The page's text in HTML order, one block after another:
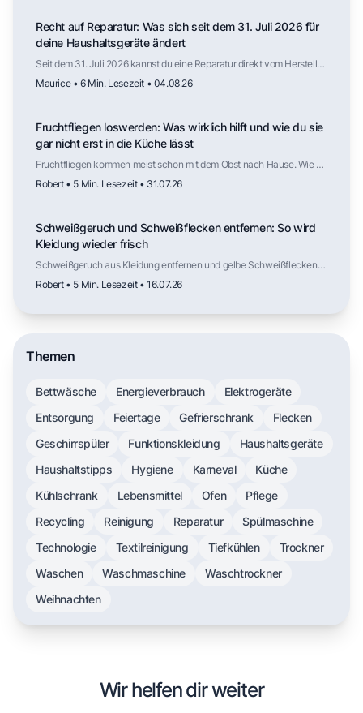
Recht auf Reparatur: Was sich seit dem 31. Juli 2026 für
deine Haushaltsgeräte ändert
Seit dem 31. Juli 2026 kannst du eine Reparatur direkt vom Hersteller
Haushaltsgeräte das gilt, wie lange Ersatzteile verfügbar sein
Maurice • 6 Min. Lesezeit • 04.08.26
Fruchtfliegen loswerden: Was wirklich hilft und wie du sie
gar nicht erst in die Küche lässt
Fruchtfliegen kommen meist schon mit dem Obst nach Hause. Wie du
warum Kälte die Vermehrung ausbremst und an welchen Stellen in
Robert • 5 Min. Lesezeit • 31.07.26
Schweißgeruch und Schweißflecken entfernen: So wird
Kleidung wieder frisch
Schweißgeruch aus Kleidung entfernen und gelbe Schweißflecken
dem richtigen Waschprogramm dauerhaft frische Kleidung erreichen.
Robert • 5 Min. Lesezeit • 16.07.26
Themen
Bettwäsche Energieverbrauch
Elektrogeräte
Entsorgung
Feiertage Gefrierschrank
Flecken
Geschirrspüler
Funktionskleidung
Haushaltsgeräte
Haushaltstipps
Hygiene Karneval
Küche
Kühlschrank
Lebensmittel Ofen
Pflege
Recycling
Reinigung Reparatur
Spülmaschine
Technologie
Textilreinigung Tiefkühlen
Trockner
Waschen
Waschmaschine
Waschtrockner
Weihnachten
Wir helfen dir weiter